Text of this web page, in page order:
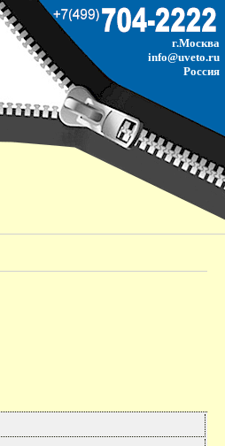
г.Москва
info@uveto.ru
Россия